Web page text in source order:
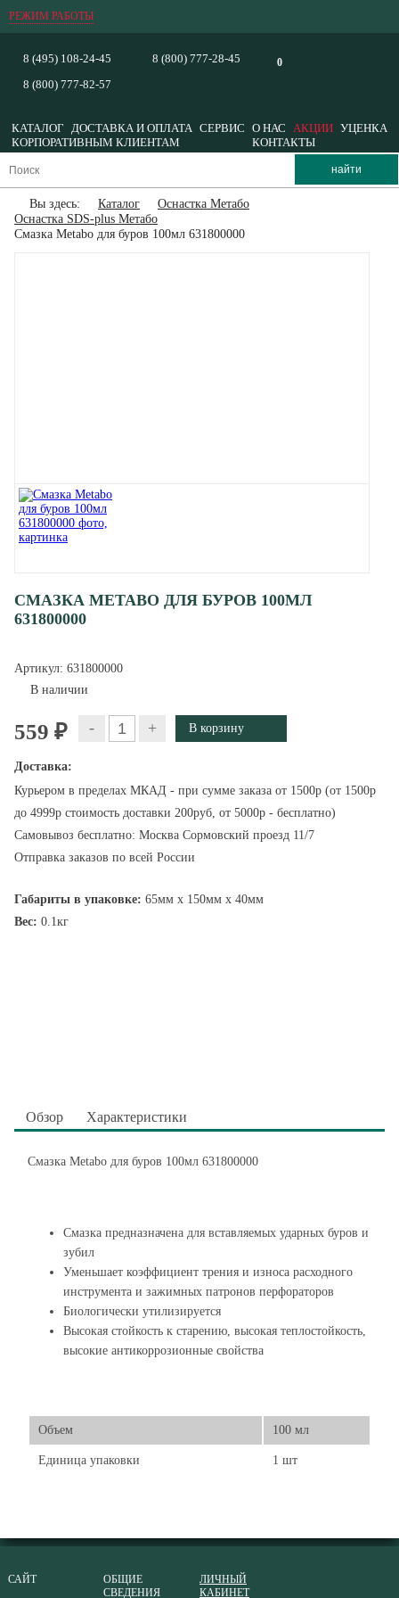
РЕЖИМ РАБОТЫ
0
8 (495) 108-24-45
8 (800) 777-82-57
8 (800) 777-28-45
КАТАЛОГ ДОСТАВКА И ОПЛАТА СЕРВИС О НАС АКЦИИ УЦЕНКА
КОРПОРАТИВНЫМ КЛИЕНТАМ
КОНТАКТЫ
Вы здесь: Каталог
Оснастка Метабо
Оснастка SDS-plus Метабо
Смазка Metabo для буров 100мл 631800000
СМАЗКА METABO ДЛЯ БУРОВ 100МЛ
631800000
Артикул: 631800000
В наличии
559 ₽ - +
Доставка:
Курьером в пределах МКАД - при сумме заказа от 1500р (от 1500р
до 4999р стоимость доставки 200руб, от 5000р - бесплатно)
Самовывоз бесплатно: Москва Сормовский проезд 11/7
Отправка заказов по всей России
Габариты в упаковке: 65мм x 150мм x 40мм
Вес: 0.1кг
Обзор Характеристики
Смазка Metabo для буров 100мл 631800000
Смазка предназначена для вставляемых ударных буров и
зубил
Уменьшает коэффициент трения и износа расходного
инструмента и зажимных патронов перфораторов
Биологически утилизируется
Высокая стойкость к старению, высокая теплостойкость,
высокие антикоррозионные свойства
Объем 100 мл
Единица упаковки 1 шт
САЙТ
ОБЩИЕ
СВЕДЕНИЯ
ЛИЧНЫЙ
КАБИНЕТ